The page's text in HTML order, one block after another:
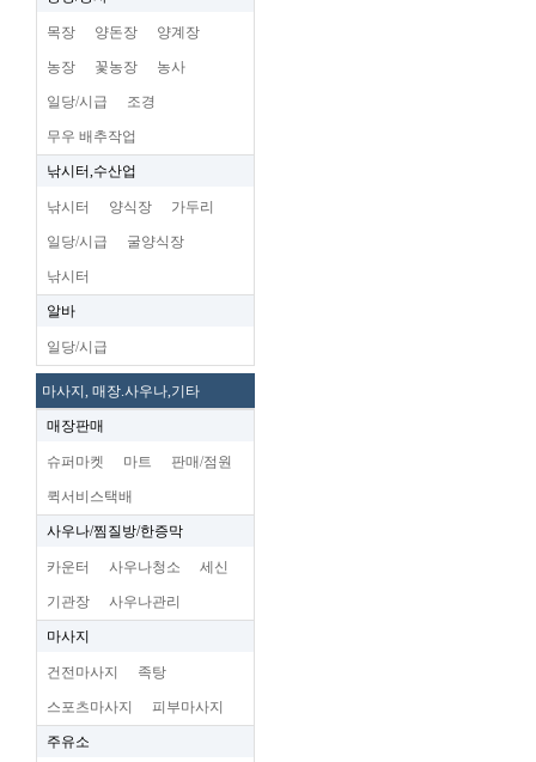
목장 양돈장 양계장
농장 꽃농장 농사
일당/시급 조경
무우 배추작업
낚시터,수산업
낚시터 양식장 가두리
일당/시급 굴양식장
낚시터
알바
일당/시급
마사지, 매장.사우나,기타
매장판매
슈퍼마켓 마트 판매/점원
퀵서비스택배
사우나/찜질방/한증막
카운터 사우나청소 세신
기관장 사우나관리
마사지
건전마사지 족탕
스포츠마사지 피부마사지
주유소